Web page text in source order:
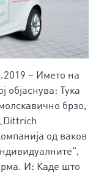
– Името на
објаснува: Тука
брзо,
од ваков
И: Каде што